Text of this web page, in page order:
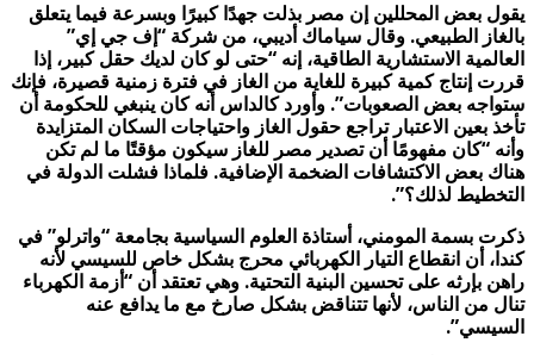
يقول بعض المحللين إن مصر بذلت جهدًا كبيرًا وبسرعة فيما يتعلق
بالغاز الطبيعي. وقال سياماك أديبي، من شركة “إف جي إي”
العالمية الاستشارية الطاقية، إنه “حتى لو كان لديك حقل كبير، إذا
قررت إنتاج كمية كبيرة للغاية من الغاز في فترة زمنية قصيرة، فإنك
ستواجه بعض الصعوبات”. وأورد كالداس أنه كان ينبغي للحكومة أن
تأخذ بعين الاعتبار تراجع حقول الغاز واحتياجات السكان المتزايدة
وأنه “كان مفهومًا أن تصدير مصر للغاز سيكون مؤقتًا ما لم تكن
هناك بعض الاكتشافات الضخمة الإضافية. فلماذا فشلت الدولة في
التخطيط لذلك؟”.
ذكرت بسمة المومني، أستاذة العلوم السياسية بجامعة “واترلو” في
كندا، أن انقطاع التيار الكهربائي محرج بشكل خاص للسيسي لأنه
راهن بإرثه على تحسين البنية التحتية. وهي تعتقد أن “أزمة الكهرباء
تنال من الناس، لأنها تتناقض بشكل صارخ مع ما يدافع عنه
السيسي”.